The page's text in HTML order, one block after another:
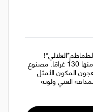
تحتوي هذه العبوة على 8 علب، وزن كل منها 130 غرامًا. مصنوع
المكون الأمثل
الغني ولونه